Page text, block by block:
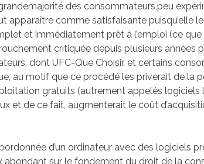
des consommateurs,peu
apparaître comme satisfaisante puisqu’elle
et immédiatement prêt à l’emploi (ce que
critiquée depuis plusieurs années
dont UFC-Que Choisir, et certains
au motif que ce procédé les priverait de la
gratuits (autrement appelés logiciels
et de ce fait, augmenterait le coût
d’un ordinateur avec des logiciels
abondant sur le fondement du droit de la